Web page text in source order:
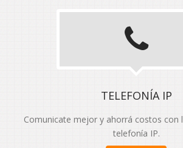
TELEFONÍA IP
Comunicate mejor y ahorrá costos con
telefonía IP.